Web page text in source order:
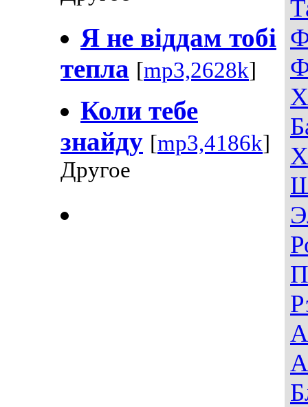
Я не вiддам тобi
тепла [mp3,2628k]
Коли тебе
знайду [mp3,4186k]
Другое